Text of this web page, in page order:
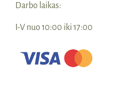
Darbo laikas:
I-V nuo 10:00 iki 17:00